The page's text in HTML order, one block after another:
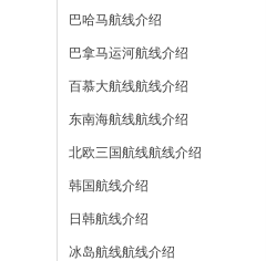
巴哈马航线介绍
巴拿马运河航线介绍
百慕大航线航线介绍
东南海航线航线介绍
北欧三国航线航线介绍
韩国航线介绍
日韩航线介绍
冰岛航线航线介绍